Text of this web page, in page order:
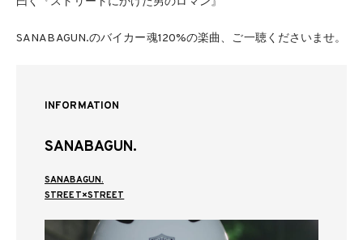
SANABAGUN.のバイカー魂120%の楽曲、ご一聴くださいませ。
INFORMATION
SANABAGUN.
SANABAGUN.
STREET×STREET